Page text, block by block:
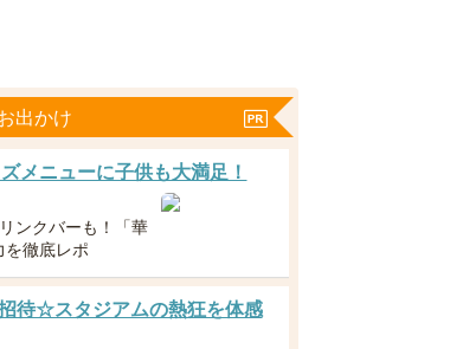
出かけ
メニューに子供も大満足！
ンクバーも！「華
を徹底レポ
待☆スタジアムの熱狂を体感